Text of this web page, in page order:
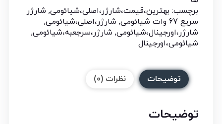
برچسب: بهترین،قیمت،شارژر،اصلی،شیائومی, شارژر
سریع 67 وات شیائومی
, شارژر،اصلی،شیائومی,
شارژر،اورجینال،شیائومی, شارژر،سرجعبه،شیائومی,
شیائومی،اورجینال
توضیحات نظرات (0)
توضیحات